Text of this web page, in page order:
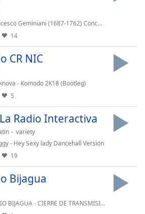
Geminiani (1687-1762) Concerti Grossi Op 2 & Op 3 (128kbit AAC).aac
14
CR NIC
- Komodo 2K18 (Bootleg)
5
Radio Interactiva
variety
- Hey Sexy lady Dancehall Version
19
Bijagua
BIJAGUA - CIERRE DE TRANSMISION C